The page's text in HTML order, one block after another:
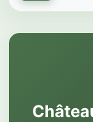
1 sur 11